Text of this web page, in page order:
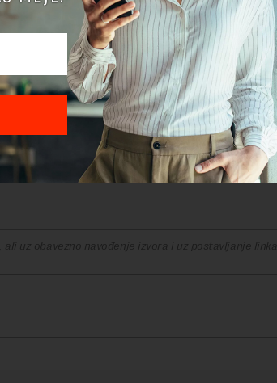
vrednost izmene mora biti manja od 50
uračunatim PDV-om, iznosi 441,9 miliona
iznosi 156 miliona dinara, što
u Preduzeću Park Palić navode da je
izmena ugovora do 50 odsto vrednosti za
uz obavezno navođenje izvora i uz postavljanje linka